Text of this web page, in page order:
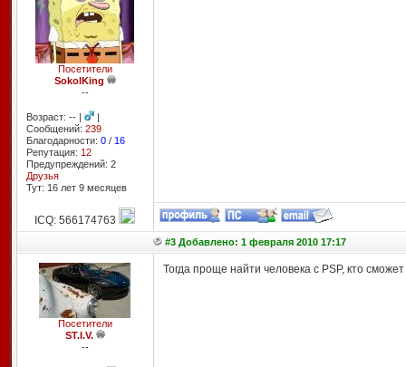
Посетители
SokolKing
--
Возраст: -- |
|
Сообщений: 239
Благодарности: 0/ 16
Репутация: 12
Предупреждений: 2
Друзья
Тут: 16 лет 9 месяцев
ICQ: 566174763
#3 Добавлено: 1 февраля 2010 17:17
Посетители
ST.I.V.
--
Тогда проще найти человека с PSP, кто